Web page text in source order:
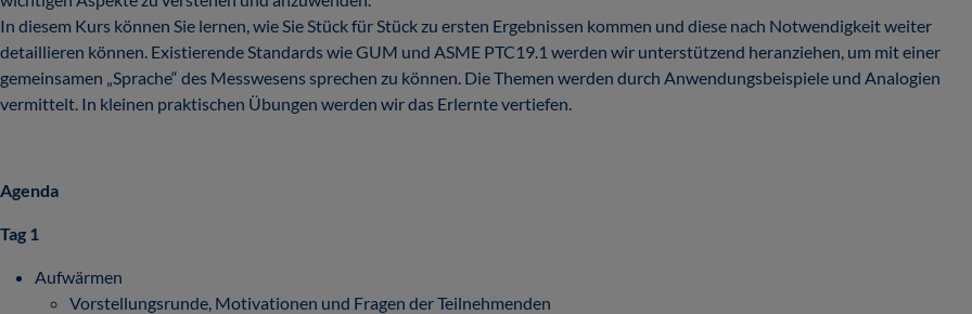
In diesem Kurs können Sie lernen, wie Sie Stück für Stück zu ersten Ergebnissen kommen und diese nach Notwendigkeit weiter
detaillieren können. Existierende Standards wie GUM und ASME PTC19.1 werden wir unterstützend heranziehen, um mit einer
gemeinsamen „Sprache“ des Messwesens sprechen zu können. Die Themen werden durch Anwendungsbeispiele und Analogien
vermittelt. In kleinen praktischen Übungen werden wir das Erlernte vertiefen.
Agenda
Tag 1
Aufwärmen
Vorstellungsrunde, Motivationen und Fragen der Teilnehmenden